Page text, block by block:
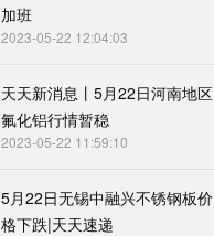
加班
2023-05-22 12:04:03
天天新消息丨5月22日河南地区
氟化铝行情暂稳
2023-05-22 11:59:10
5月22日无锡中融兴不锈钢板价
格下跌|天天速递